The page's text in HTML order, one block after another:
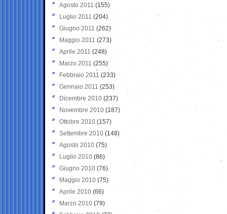
Agosto 2011 (155)
Luglio 2011 (204)
Giugno 2011 (262)
Maggio 2011 (273)
Aprile 2011 (248)
Marzo 2011 (255)
Febbraio 2011 (233)
Gennaio 2011 (253)
Dicembre 2010 (237)
Novembre 2010 (187)
Ottobre 2010 (157)
Settembre 2010 (148)
Agosto 2010 (75)
Luglio 2010 (86)
Giugno 2010 (76)
Maggio 2010 (75)
Aprile 2010 (66)
Marzo 2010 (79)